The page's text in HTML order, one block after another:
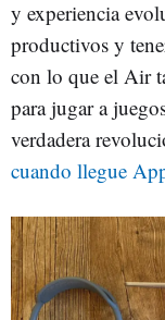
y experiencia
productivos y
con lo que el Air
para jugar a
verdadera
cuando llegue